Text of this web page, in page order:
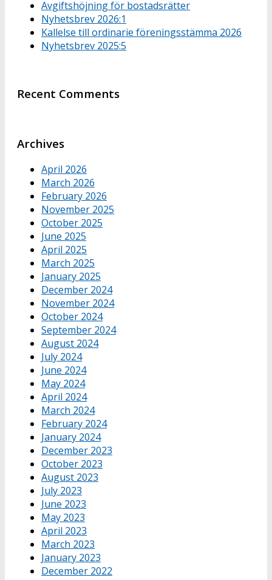
Avgiftshöjning för bostadsrätter
Nyhetsbrev 2026:1
Kallelse till ordinarie föreningsstämma 2026
Nyhetsbrev 2025:5
Recent Comments
Archives
April 2026
March 2026
February 2026
November 2025
October 2025
June 2025
April 2025
March 2025
January 2025
December 2024
November 2024
October 2024
September 2024
August 2024
July 2024
June 2024
May 2024
April 2024
March 2024
February 2024
January 2024
December 2023
October 2023
August 2023
July 2023
June 2023
May 2023
April 2023
March 2023
January 2023
December 2022